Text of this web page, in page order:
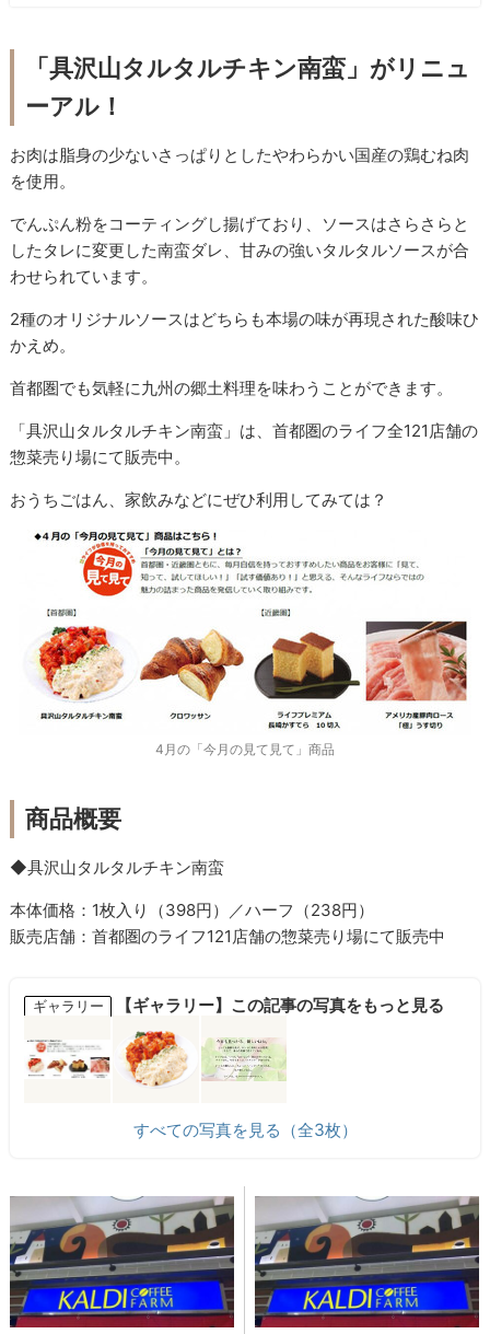
「具沢山タルタルチキン南蛮」がリニュ
ーアル！
お肉は脂身の少ないさっぱりとしたやわらかい国産の鶏むね肉
を使用。
でんぷん粉をコーティングし揚げており、ソースはさらさらと
したタレに変更した南蛮ダレ、甘みの強いタルタルソースが合
わせられています。
2種のオリジナルソースはどちらも本場の味が再現された酸味ひ
かえめ。
首都圏でも気軽に九州の郷土料理を味わうことができます。
「具沢山タルタルチキン南蛮」は、首都圏のライフ全121店舗の
惣菜売り場にて販売中。
おうちごはん、家飲みなどにぜひ利用してみては？
4月の「今月の見て見て」商品
商品概要
◆具沢山タルタルチキン南蛮
本体価格：1枚入り（398円）／ハーフ（238円）
販売店舗：首都圏のライフ121店舗の惣菜売り場にて販売中
ギャラリー 【ギャラリー】この記事の写真をもっと見る
すべての写真を見る（全3枚）